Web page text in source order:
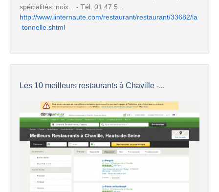
spécialités: noix... - Tél. 01 47 5...
http://www.linternaute.com/restaurant/restaurant/33682/la
-tonnelle.shtml
Les 10 meilleurs restaurants à Chaville -...